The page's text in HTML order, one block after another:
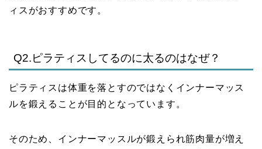
ィスがおすすめです。
Q2.ピラティスしてるのに太るのはなぜ？
ピラティスは体重を落とすのではなくインナーマッス
ルを鍛えることが目的となっています。
そのため、インナーマッスルが鍛えられ筋肉量が増え